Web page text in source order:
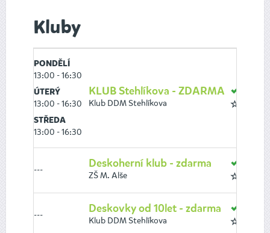
Kluby
PONDĚLÍ
13:00 - 16:30
ÚTERÝ
13:00 - 16:30
STŘEDA
13:00 - 16:30
KLUB Stehlíkova - ZDARMA
Klub DDM Stehlíkova
---
Deskoherní klub - zdarma
ZŠ M. Alše
---
Deskovky od 10let - zdarma
Klub DDM Stehlíkova